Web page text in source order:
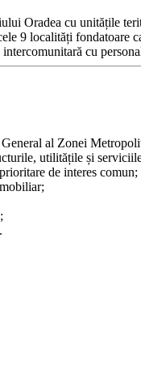
Oradea cu unitățile
9 localități fondatoare
cu
al Zonei
utilitățile și
de interes comun;